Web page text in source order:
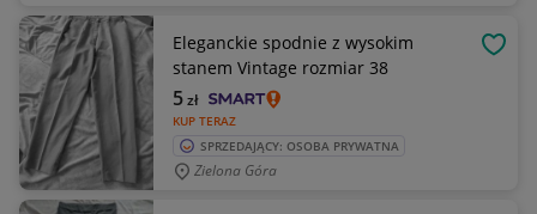
Eleganckie spodnie z wysokim
stanem Vintage rozmiar 38
KUP TERAZ
5zł
SPRZEDAJĄCY: OSOBA PRYWATNA
Zielona Góra